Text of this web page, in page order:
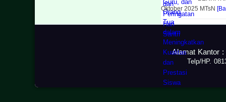
Oktober 2025 MTsN
Alamat Kantor :
Telp/HP.